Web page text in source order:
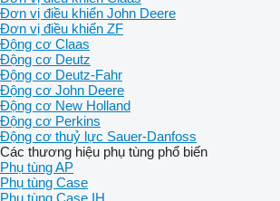
Đơn vị điều khiển John Deere
Đơn vị điều khiển ZF
Động cơ Claas
Động cơ Deutz
Động cơ Deutz-Fahr
Động cơ John Deere
Động cơ New Holland
Động cơ Perkins
Động cơ thuỷ lực Sauer-Danfoss
Các thương hiệu phụ tùng phổ biến
Phụ tùng AP
Phụ tùng Case
Phụ tùng Case IH